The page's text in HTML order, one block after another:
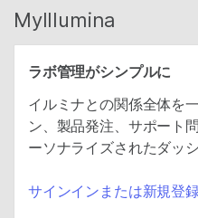
MyIllumina
ラボ管理がシンプルに
イルミナとの関係全体を
ン、製品発注、サポート
ーソナライズされたダッ
サインインまたは新規登